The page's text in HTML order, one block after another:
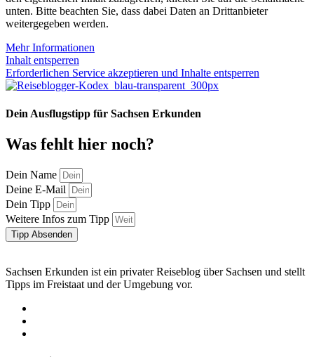
unten. Bitte beachten Sie, dass dabei Daten an Drittanbieter
weitergegeben werden.
Mehr Informationen
Inhalt entsperren
Erforderlichen Service akzeptieren und Inhalte entsperren
Dein Ausflugstipp für Sachsen Erkunden
Was fehlt hier noch?
Dein Name
Deine E-Mail
Dein Tipp
Weitere Infos zum Tipp
Tipp Absenden
Sachsen Erkunden ist ein privater Reiseblog über Sachsen und stellt
Tipps im Freistaat und der Umgebung vor.